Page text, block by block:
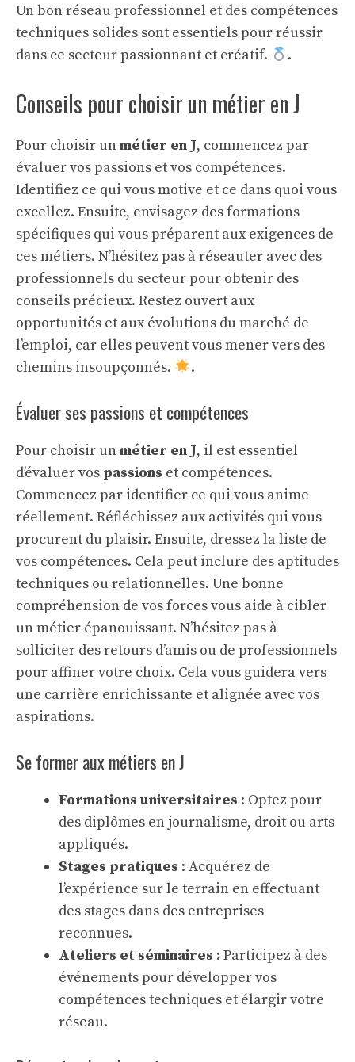
Un bon réseau professionnel et des compétences
techniques solides sont essentiels pour réussir
dans ce secteur passionnant et créatif.
.
Conseils pour choisir un métier en J
Pour choisir unmétier en J, commencez par
évaluer vos passions et vos compétences.
Identifiez ce qui vous motive et ce dans quoi vous
excellez. Ensuite, envisagez des formations
spécifiques qui vous préparent aux exigences de
ces métiers. N’hésitez pas à réseauter avec des
professionnels du secteur pour obtenir des
conseils précieux. Restez ouvert aux
opportunités et aux évolutions du marché de
l’emploi, car elles peuvent vous mener vers des
chemins insoupçonnés.
.
Évaluer ses passions et compétences
Pour choisir unmétier en J, il est essentiel
d’évaluer vos passions et compétences.
Commencez par identifier ce qui vous anime
réellement. Réfléchissez aux activités qui vous
procurent du plaisir. Ensuite, dressez la liste de
vos compétences. Cela peut inclure des aptitudes
techniques ou relationnelles. Une bonne
compréhension de vos forces vous aide à cibler
un métier épanouissant. N’hésitez pas à
solliciter des retours d’amis ou de professionnels
pour affiner votre choix. Cela vous guidera vers
une carrière enrichissante et alignée avec vos
aspirations.
Se former aux métiers en J
Formations universitaires : Optez pour
des diplômes en journalisme, droit ou arts
appliqués.
Stages pratiques : Acquérez de
l’expérience sur le terrain en effectuant
des stages dans des entreprises
reconnues.
Ateliers et séminaires : Participez à des
événements pour développer vos
compétences techniques et élargir votre
réseau.